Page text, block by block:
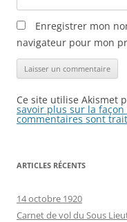
Enregistrer mon
navigateur pour mon
Ce site utilise Akismet
savoir plus sur la
commentaires sont
ARTICLES RÉCENTS
14 octobre 1920
Carnet de vol du Sous